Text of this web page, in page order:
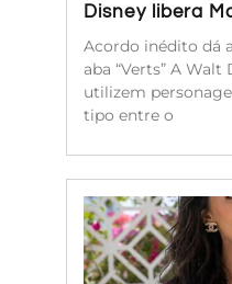
Disney libera
Acordo inédito dá
aba “Verts” A
utilizem
tipo entre o